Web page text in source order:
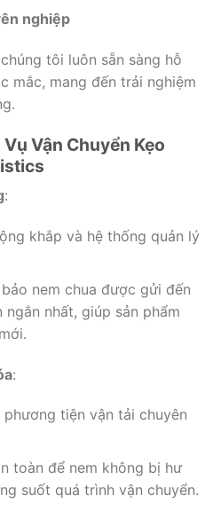
nghiệp
tôi luôn sẵn sàng hỗ
mắc, mang đến trải nghiệm
Vận Chuyển Kẹo
:
khắp và hệ thống quản lý
nem chua được gửi đến
nhất, giúp sản phẩm
:
tiện vận tải chuyên
toàn để nem không bị hư
suốt quá trình vận chuyển.